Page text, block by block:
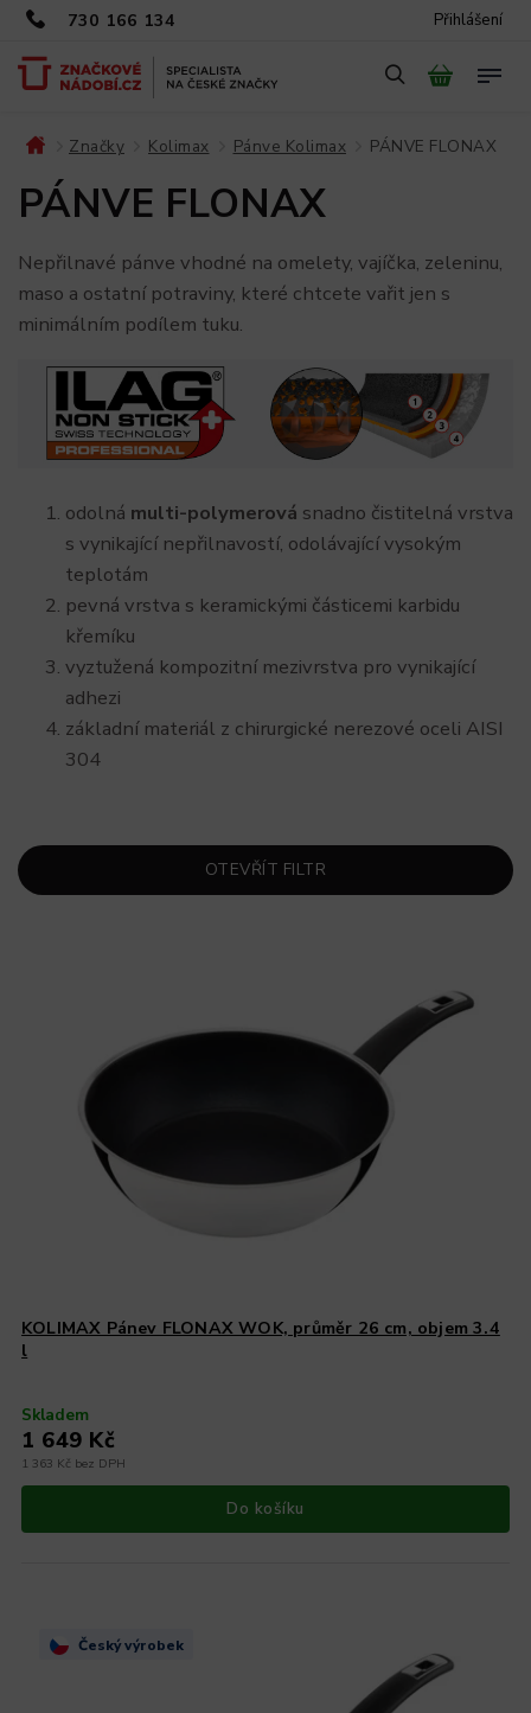
730 166 134 Přihlášení
Značky Kolimax Pánve Kolimax PÁNVE FLONAX
PÁNVE FLONAX
Nepřilnavé pánve vhodné na omelety, vajíčka, zeleninu,
maso a ostatní potraviny, které chtcete vařit jen s
minimálním podílem tuku.
odolná multi-polymerová snadno čistitelná vrstva
s vynikající nepřilnavostí, odolávající vysokým
teplotám
pevná vrstva s keramickými částicemi karbidu
křemíku
vyztužená kompozitní mezivrstva pro vynikající
adhezi
základní materiál z chirurgické nerezové oceli AISI
304
OTEVŘÍT FILTR
KOLIMAX Pánev FLONAX WOK, průměr 26 cm, objem 3.4
l
Skladem
1 363 Kč bez DPH
1 649 Kč
Do košíku
Český výrobek